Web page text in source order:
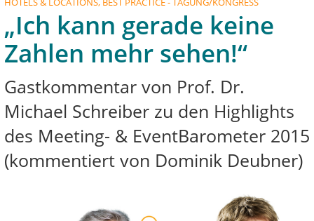
„Ich kann gerade keine
Zahlen mehr sehen!“
Gastkommentar von Prof. Dr.
Michael Schreiber zu den Highlights
des Meeting- & EventBarometer 2015
(kommentiert von Dominik Deubner)